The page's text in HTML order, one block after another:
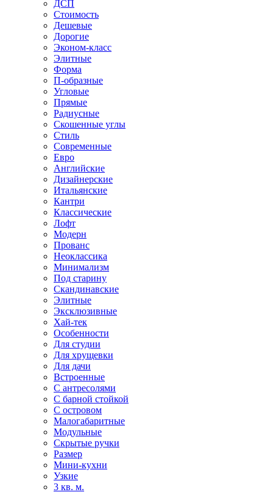
ДСП
Стоимость
Дешевые
Дорогие
Эконом-класс
Элитные
Форма
П-образные
Угловые
Прямые
Радиусные
Скошенные углы
Стиль
Современные
Евро
Английские
Дизайнерские
Итальянские
Кантри
Классические
Лофт
Модерн
Прованс
Неоклассика
Минимализм
Под старину
Скандинавские
Элитные
Эксклюзивные
Хай-тек
Особенности
Для студии
Для хрущевки
Для дачи
Встроенные
С антресолями
С барной стойкой
С островом
Малогабаритные
Модульные
Скрытые ручки
Размер
Мини-кухни
Узкие
3 кв. м.